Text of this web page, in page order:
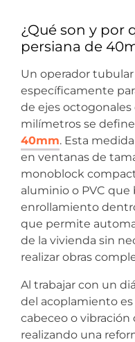
¿Qué son y por
persiana de
Un operador
específicamente
de ejes
milímetros se
40mm. Esta
en ventanas de
monoblock
aluminio o PVC
enrollamiento
que permite
de la vivienda sin
realizar obras
Al trabajar con un
del acoplamiento
cabeceo o vibración
realizando una